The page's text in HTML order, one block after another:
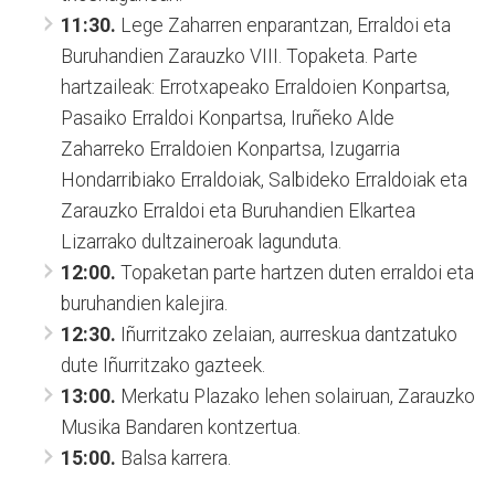
11:30. Lege Zaharren enparantzan, Erraldoi eta
Buruhandien Zarauzko VIII. Topaketa. Parte
hartzaileak: Errotxapeako Erraldoien Konpartsa,
Pasaiko Erraldoi Konpartsa, Iruñeko Alde
Zaharreko Erraldoien Konpartsa, Izugarria
Hondarribiako Erraldoiak, Salbideko Erraldoiak eta
Zarauzko Erraldoi eta Buruhandien Elkartea
Lizarrako dultzaineroak lagunduta.
12:00. Topaketan parte hartzen duten erraldoi eta
buruhandien kalejira.
12:30. Iñurritzako zelaian, aurreskua dantzatuko
dute Iñurritzako gazteek.
13:00. Merkatu Plazako lehen solairuan, Zarauzko
Musika Bandaren kontzertua.
15:00. Balsa karrera.